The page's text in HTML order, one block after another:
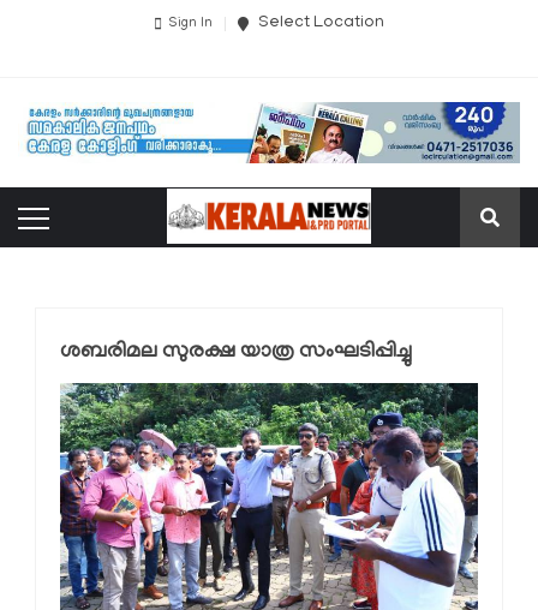
Sign In Select Location
ശബരിമല സുരക്ഷ യാത്ര സംഘടിപ്പിച്ചു